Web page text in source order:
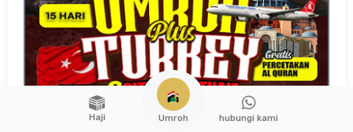
Haji Umroh hubungi kami